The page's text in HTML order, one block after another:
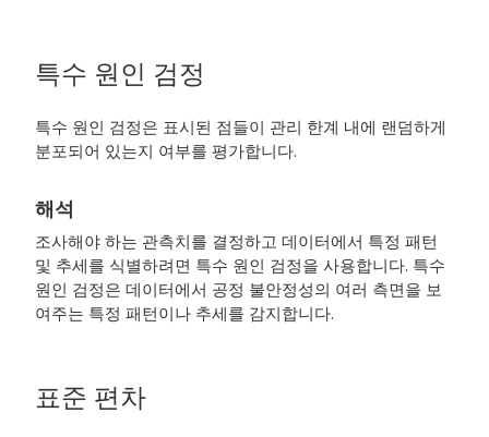
특수 원인 검정
특수 원인 검정은 표시된 점들이 관리 한계 내에 랜덤하게
분포되어 있는지 여부를 평가합니다.
해석
조사해야 하는 관측치를 결정하고 데이터에서 특정 패턴
및 추세를 식별하려면 특수 원인 검정을 사용합니다. 특수
원인 검정은 데이터에서 공정 불안정성의 여러 측면을 보
여주는 특정 패턴이나 추세를 감지합니다.
표준 편차